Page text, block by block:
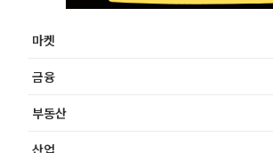
마켓
금융
부동산